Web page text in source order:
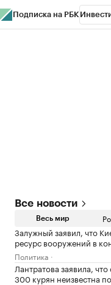
Подписка на РБК
Все новости
Весь мир
Залужный заявил, что
ресурс вооружений в
Политика
Лантратова заявила,
300 курян неизвестна